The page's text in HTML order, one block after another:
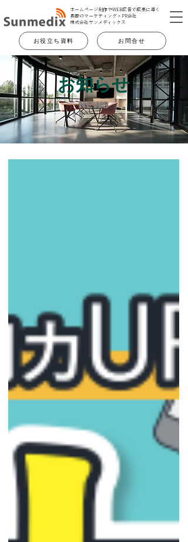
ホームページ制作やWEB広告で成果に導く
長野のマーケティング×PR会社
​株式会社サンメディックス
お役立ち資料 お問合せ
お知らせ
NEWS